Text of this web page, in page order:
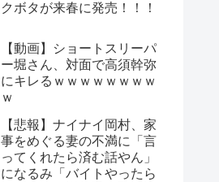
クボタが来春に発売！！！
【動画】ショートスリーパ
ー堀さん、対面で高須幹弥
にキレるｗｗｗｗｗｗｗｗ
ｗ
【悲報】ナイナイ岡村、家
事をめぐる妻の不満に「言
ってくれたら済む話やん」
になるみ「バイトやったら